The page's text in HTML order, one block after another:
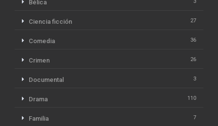
Bélica
Ciencia ficción 27
Comedia 36
Crimen 26
Documental 3
Drama 110
Familia 7